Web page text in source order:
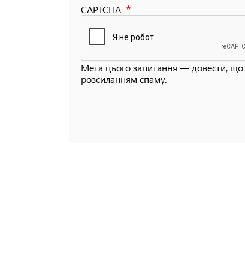
CAPTCHA
Мета цього запитання — довести, що
розсиланням спаму.